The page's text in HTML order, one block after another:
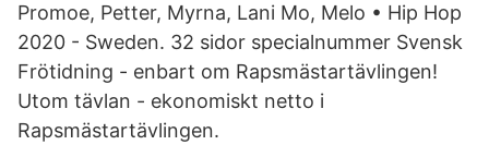
Promoe, Petter, Myrna, Lani Mo, Melo • Hip Hop
2020 - Sweden. 32 sidor specialnummer Svensk
Frötidning - enbart om Rapsmästartävlingen!
Utom tävlan - ekonomiskt netto i
Rapsmästartävlingen.